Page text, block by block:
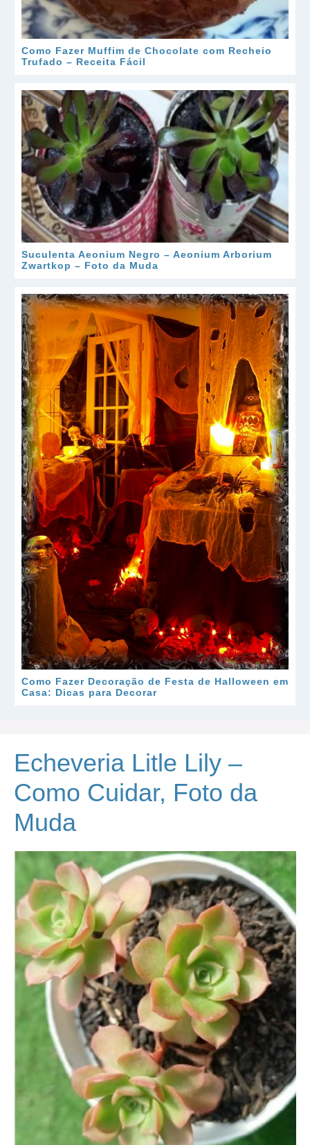
Como Fazer Muffim de Chocolate com Recheio
Trufado – Receita Fácil
Suculenta Aeonium Negro – Aeonium Arborium
Zwartkop – Foto da Muda
Como Fazer Decoração de Festa de Halloween em
Casa: Dicas para Decorar
Echeveria Litle Lily –
Como Cuidar, Foto da
Muda